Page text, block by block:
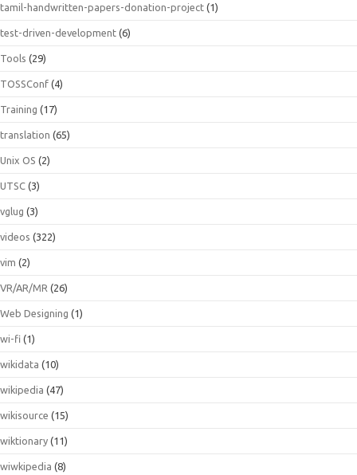
tamil-handwritten-papers-donation-project (1)
test-driven-development (6)
Tools (29)
TOSSConf (4)
Training (17)
translation (65)
Unix OS (2)
UTSC (3)
vglug (3)
videos (322)
vim (2)
VR/AR/MR (26)
Web Designing (1)
wi-fi (1)
wikidata (10)
wikipedia (47)
wikisource (15)
wiktionary (11)
wiwkipedia (8)